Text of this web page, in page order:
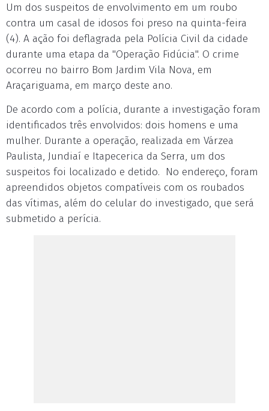
Um dos suspeitos de envolvimento em um roubo
contra um casal de idosos foi preso na quinta-feira
(4). A ação foi deflagrada pela Polícia Civil da cidade
durante uma etapa da "Operação Fidúcia". O crime
ocorreu no bairro Bom Jardim Vila Nova, em
Araçariguama, em março deste ano.
De acordo com a polícia, durante a investigação foram
identificados três envolvidos: dois homens e uma
mulher. Durante a operação, realizada em Várzea
Paulista, Jundiaí e Itapecerica da Serra, um dos
suspeitos foi localizado e detido. No endereço, foram
apreendidos objetos compatíveis com os roubados
das vítimas, além do celular do investigado, que será
submetido a perícia.